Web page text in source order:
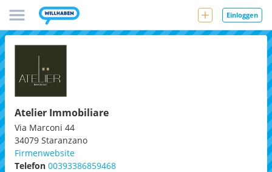
Einloggen
Atelier Immobiliare
Via Marconi 44
34079 Staranzano
Firmenwebsite
Telefon 00393386859468